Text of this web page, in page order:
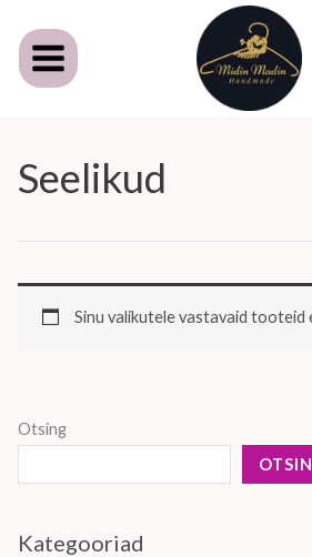
content
Seelikud
Sinu valikutele vastavaid tooteid
Otsing
Kategooriad